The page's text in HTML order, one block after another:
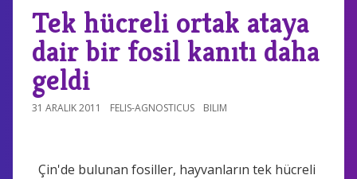
Tek hücreli ortak ataya
dair bir fosil kanıtı daha
geldi
31 ARALIK 2011 FELIS-AGNOSTICUS BILIM
Çin'de bulunan fosiller, hayvanların tek hücreli